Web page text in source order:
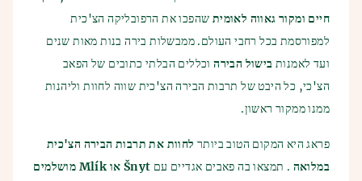
חיים ומקור גאווה לאומית שהפכו את הרפובליקה הצ'כית
למפורסמת בכל רחבי העולם. ממבשלות בירה בנות מאות שנים
ועד לאמנות בישול הבירה וכללים הבלתי כתובים של הפאב
הצ'כי, כל היבט של תרבות הבירה הצ'כית שווה לחוות וליהנות
ממנו ממקור ראשון.
פראג היא המקום הטוב ביותר לחוות את תרבות הבירה הצ'כית
במלואה . תמצאו בה פאבים אגדיים עם Šnyt או Mlík מושלמים